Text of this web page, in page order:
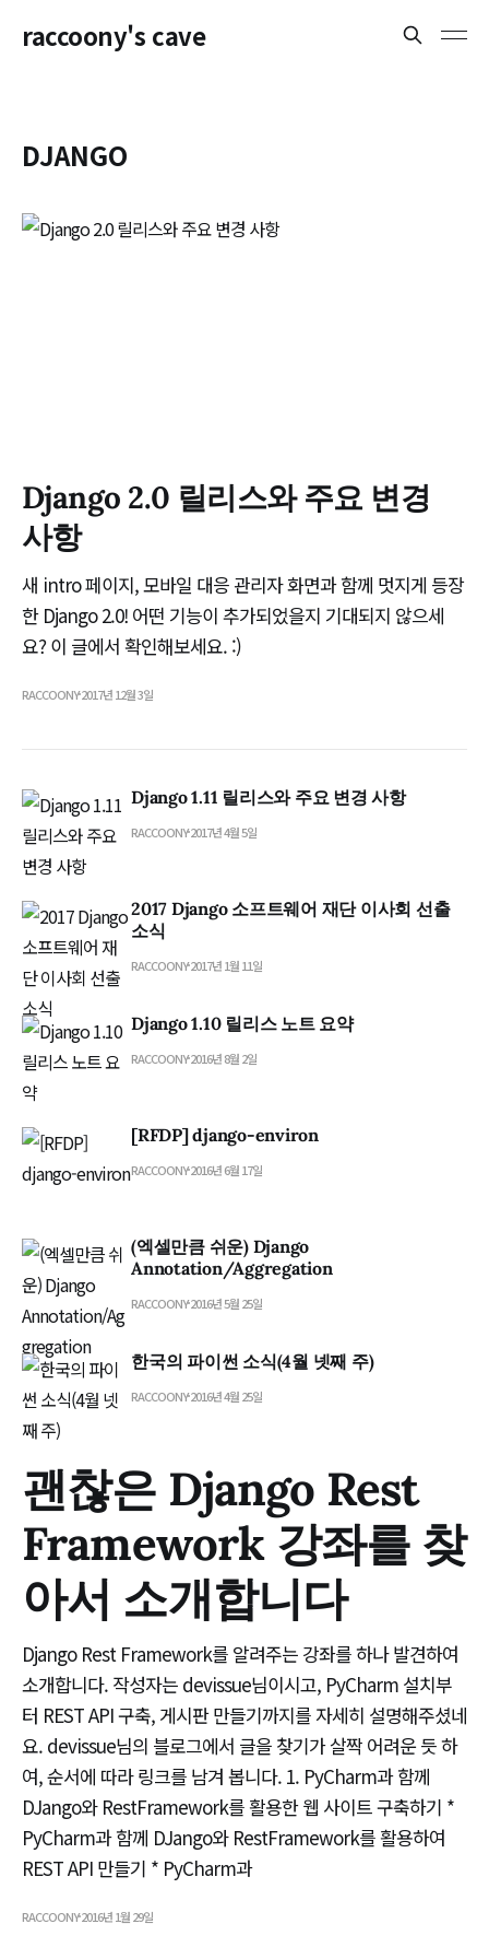
raccoony's cave
DJANGO
Django 2.0 릴리스와 주요 변경
사항
새 intro 페이지, 모바일 대응 관리자 화면과 함께 멋지게 등장
한 Django 2.0! 어떤 기능이 추가되었을지 기대되지 않으세
요? 이 글에서 확인해보세요. :)
RACCOONY2017년 12월 3일
Django 1.11 릴리스와 주요 변경 사항
RACCOONY2017년 4월 5일
2017 Django 소프트웨어 재단 이사회 선출
소식
RACCOONY2017년 1월 11일
Django 1.10 릴리스 노트 요약
RACCOONY2016년 8월 2일
[RFDP] django-environ
RACCOONY2016년 6월 17일
(엑셀만큼 쉬운) Django
Annotation/Aggregation
RACCOONY2016년 5월 25일
한국의 파이썬 소식(4월 넷째 주)
RACCOONY2016년 4월 25일
괜찮은 Django Rest
Framework 강좌를 찾
아서 소개합니다
Django Rest Framework를 알려주는 강좌를 하나 발견하여
소개합니다. 작성자는 devissue님이시고, PyCharm 설치부
터 REST API 구축, 게시판 만들기까지를 자세히 설명해주셨네
요. devissue님의 블로그에서 글을 찾기가 살짝 어려운 듯 하
여, 순서에 따라 링크를 남겨 봅니다. 1. PyCharm과 함께
DJango와 RestFramework를 활용한 웹 사이트 구축하기 *
PyCharm과 함께 DJango와 RestFramework를 활용하여
REST API 만들기 * PyCharm과
RACCOONY2016년 1월 29일